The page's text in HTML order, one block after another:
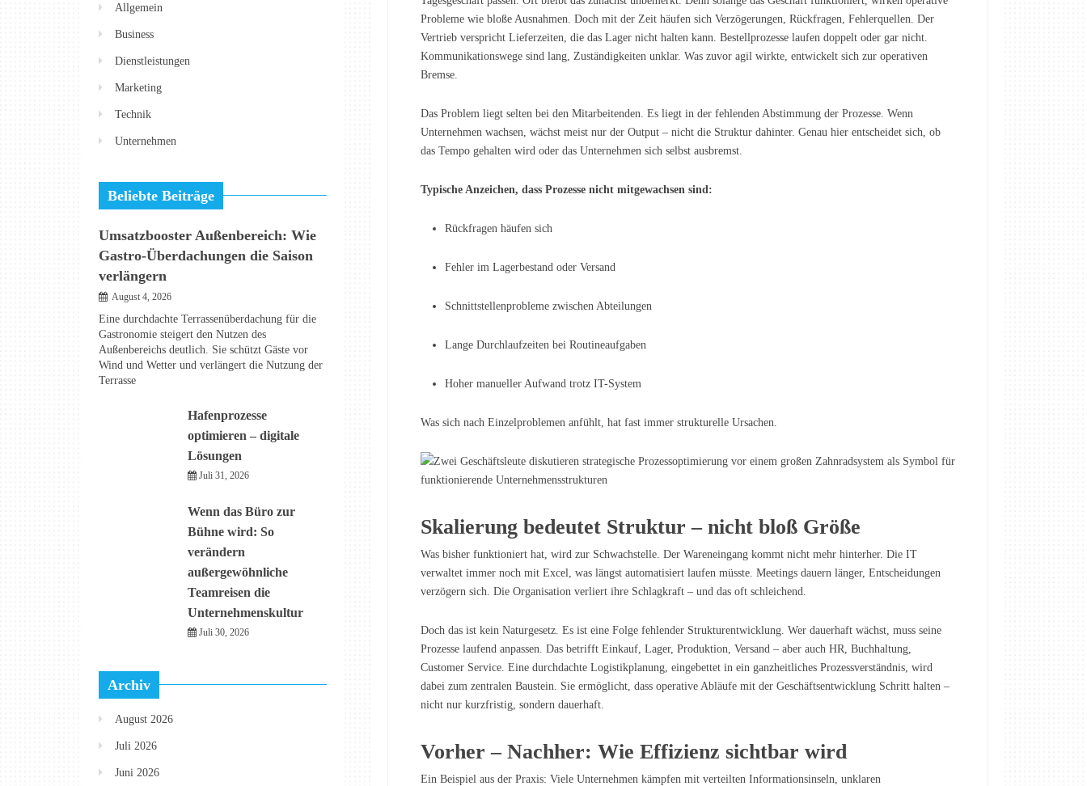
Probleme wie bloße Ausnahmen. Doch mit der Zeit häufen sich Verzögerungen, Rückfragen, Fehlerquellen. Der
Vertrieb verspricht Lieferzeiten, die das Lager nicht halten kann. Bestellprozesse laufen doppelt oder gar nicht.
Kommunikationswege sind lang, Zuständigkeiten unklar. Was zuvor agil wirkte, entwickelt sich zur operativen
Bremse.
Das Problem liegt selten bei den Mitarbeitenden. Es liegt in der fehlenden Abstimmung der Prozesse. Wenn
Unternehmen wachsen, wächst meist nur der Output – nicht die Struktur dahinter. Genau hier entscheidet sich, ob
das Tempo gehalten wird oder das Unternehmen sich selbst ausbremst.
Typische Anzeichen, dass Prozesse nicht mitgewachsen sind:
Rückfragen häufen sich
Fehler im Lagerbestand oder Versand
Schnittstellenprobleme zwischen Abteilungen
Lange Durchlaufzeiten bei Routineaufgaben
Hoher manueller Aufwand trotz IT-System
Was sich nach Einzelproblemen anfühlt, hat fast immer strukturelle Ursachen.
Skalierung bedeutet Struktur – nicht bloß Größe
Was bisher funktioniert hat, wird zur Schwachstelle. Der Wareneingang kommt nicht mehr hinterher. Die IT
verwaltet immer noch mit Excel, was längst automatisiert laufen müsste. Meetings dauern länger, Entscheidungen
verzögern sich. Die Organisation verliert ihre Schlagkraft – und das oft schleichend.
Doch das ist kein Naturgesetz. Es ist eine Folge fehlender Strukturentwicklung. Wer dauerhaft wächst, muss seine
Prozesse laufend anpassen. Das betrifft Einkauf, Lager, Produktion, Versand – aber auch HR, Buchhaltung,
Customer Service. Eine durchdachte Logistikplanung, eingebettet in ein ganzheitliches Prozessverständnis, wird
dabei zum zentralen Baustein. Sie ermöglicht, dass operative Abläufe mit der Geschäftsentwicklung Schritt halten –
nicht nur kurzfristig, sondern dauerhaft.
Vorher – Nachher: Wie Effizienz sichtbar wird
Ein Beispiel aus der Praxis: Viele Unternehmen kämpfen mit verteilten Informationsinseln, unklaren
Allgemein
Business
Dienstleistungen
Marketing
Technik
Unternehmen
Beliebte Beiträge
Umsatzbooster Außenbereich: Wie
Gastro-Überdachungen die Saison
verlängern
August 4, 2026
Eine durchdachte Terrassenüberdachung für die
Gastronomie steigert den Nutzen des
Außenbereichs deutlich. Sie schützt Gäste vor
Wind und Wetter und verlängert die Nutzung der
Terrasse
Hafenprozesse
optimieren – digitale
Lösungen
Juli 31, 2026
Wenn das Büro zur
Bühne wird: So
verändern
außergewöhnliche
Teamreisen die
Unternehmenskultur
Juli 30, 2026
Archiv
August 2026
Juli 2026
Juni 2026